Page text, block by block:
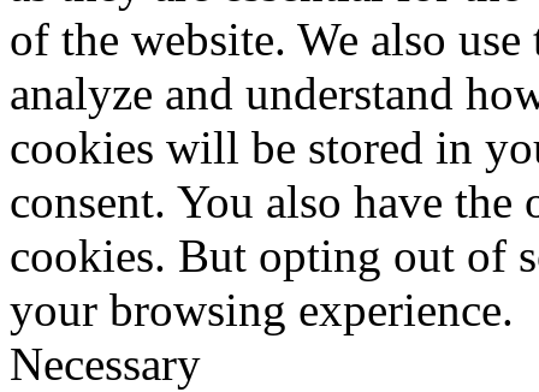
of the website. We also
analyze and understand
cookies will be stored in
consent. You also have
cookies. But opting out of
your browsing experience.
Necessary